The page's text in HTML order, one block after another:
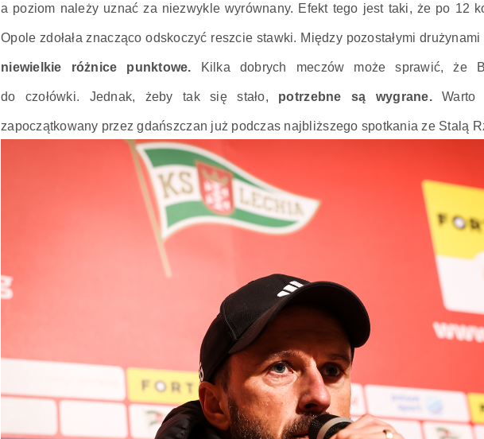
a poziom należy uznać za niezwykle wyrównany. Efekt tego jest taki, że po 12
Opole zdołała znacząco odskoczyć reszcie stawki. Między pozostałymi
niewielkie różnice punktowe. Kilka dobrych meczów może sprawić, że
do czołówki. Jednak, żeby tak się stało, potrzebne są wygrane.Warto
zapoczątkowany przez gdańszczan już podczas najbliższego spotkania ze Stalą